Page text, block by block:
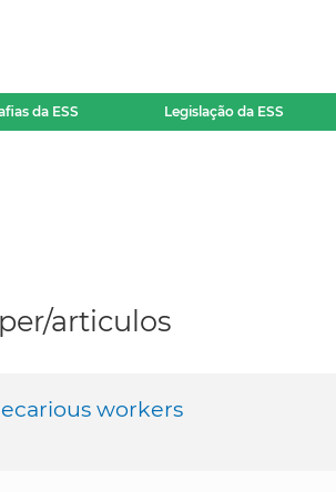
da ESS Legislação da ESS
articulos
workers